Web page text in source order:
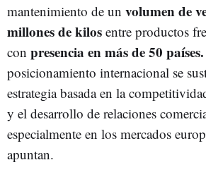
mantenimiento de un volumen de
millones de kilos entre productos
con presencia en más de 50 países.
posicionamiento internacional se
estrategia basada en la
y el desarrollo de relaciones
especialmente en los mercados
apuntan.